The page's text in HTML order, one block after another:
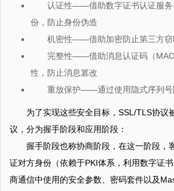
认证性——借助数字证书认证服务
份，防止身份伪造
机密性——借助加密防止第三方窃
完整性——借助消息认证码（
性，防止消息篡改
重放保护——通过使用隐式序列号
为了实现这些安全目标，SSL/TLS协议
议，分为握手阶段和应用阶段：
握手阶段也称协商阶段，在这一阶段，
证对方身份（依赖于PKI体系，利用数字证
商通信中使用的安全参数、密码套件以及